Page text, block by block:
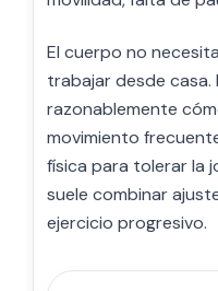
El cuerpo no
trabajar desde
razonablemente
movimiento
física para tolerar la
suele combinar
ejercicio progresivo.